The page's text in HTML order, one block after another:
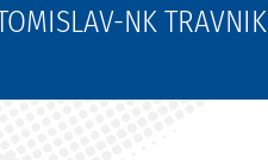
NK TRAVNIK